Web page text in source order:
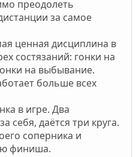
преодолеть
за самое
ценная дисциплина в
состязаний: гонки на
на выбывание.
больше всех
в игре. Два
себя, даётся три круга.
соперника и
финиша.